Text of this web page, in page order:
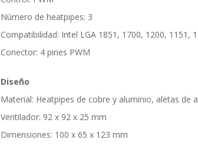
Número de heatpipes: 3
Compatibilidad: Intel LGA 1851, 1700, 1200, 1151,
Conector: 4 pines PWM
Diseño
Material: Heatpipes de cobre y aluminio, aletas de
Ventilador: 92 x 92 x 25 mm
Dimensiones: 100 x 65 x 123 mm